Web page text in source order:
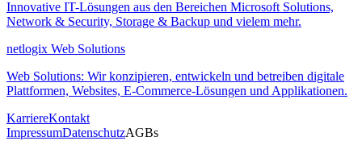
Innovative IT-Lösungen aus den Bereichen Microsoft Solutions,
Network & Security, Storage & Backup und vielem mehr.
netlogix Web Solutions
Web Solutions: Wir konzipieren, entwickeln und betreiben digitale
Plattformen, Websites, E-Commerce-Lösungen und Applikationen.
KarriereKontakt
ImpressumDatenschutzAGBs